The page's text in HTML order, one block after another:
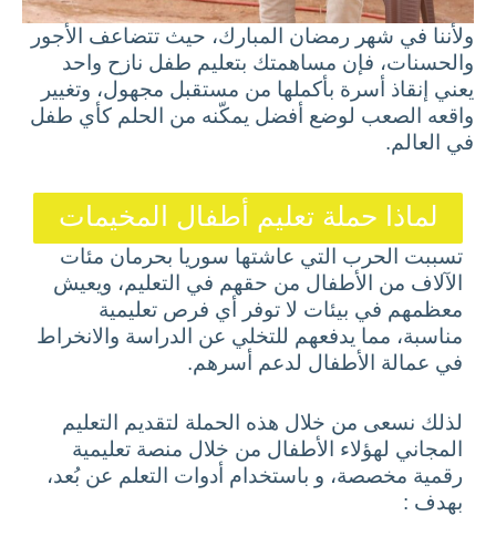
ولأننا في شهر رمضان المبارك، حيث تتضاعف الأجور
والحسنات، فإن مساهمتك بتعليم طفل نازح واحد
يعني إنقاذ أسرة بأكملها من مستقبل مجهول، وتغيير
واقعه الصعب لوضع أفضل يمكّنه من الحلم كأي طفل
في العالم.
لماذا حملة تعليم أطفال المخيمات
تسببت الحرب التي عاشتها سوريا بحرمان مئات
الآلاف من الأطفال من حقهم في التعليم، ويعيش
معظمهم في بيئات لا توفر أي فرص تعليمية
مناسبة، مما يدفعهم للتخلي عن الدراسة والانخراط
في عمالة الأطفال لدعم أسرهم.
لذلك نسعى من خلال هذه الحملة لتقديم التعليم
المجاني لهؤلاء الأطفال من خلال منصة تعليمية
رقمية مخصصة، و باستخدام أدوات التعلم عن بُعد،
بهدف :